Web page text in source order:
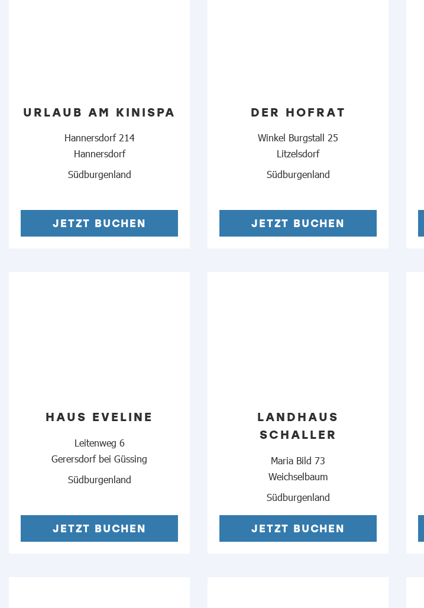
URLAUB AM KINISPA
Hannersdorf 214
Hannersdorf
Südburgenland
JETZT BUCHEN
DER HOFRAT
Winkel Burgstall 25
Litzelsdorf
Südburgenland
JETZT BUCHEN
HAUS EVELINE
Leitenweg 6
Gerersdorf bei Güssing
Südburgenland
JETZT BUCHEN
LANDHAUS
SCHALLER
Maria Bild 73
Weichselbaum
Südburgenland
JETZT BUCHEN